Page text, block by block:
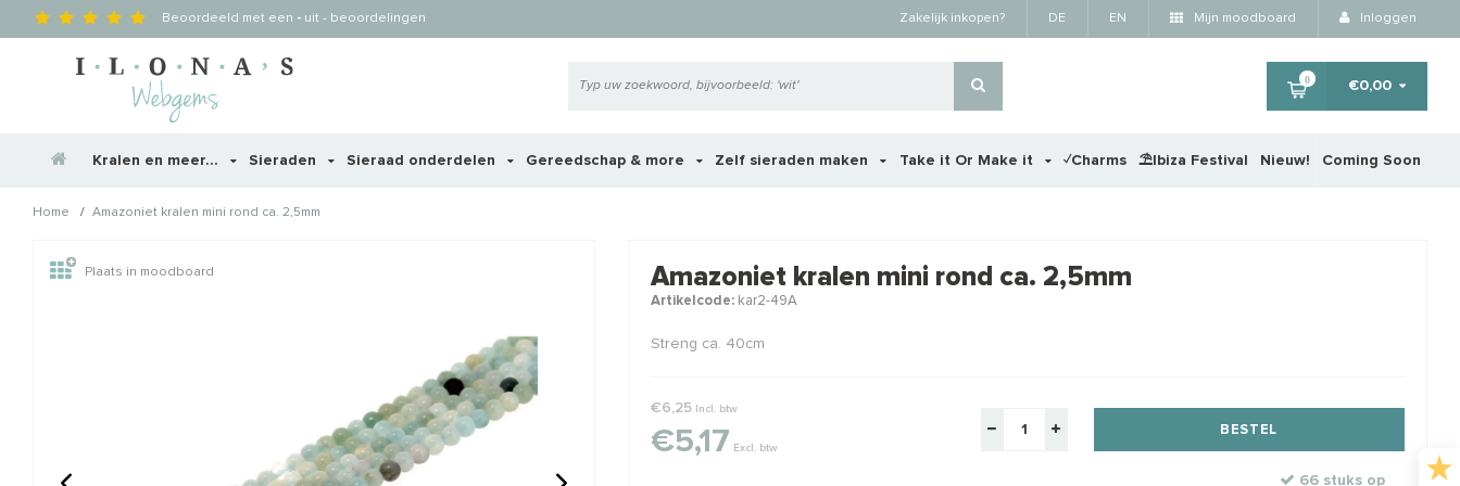
Beoordeeld met een - uit - beoordelingen Zakelijk inkopen? DE EN Mijn moodboard Inloggen
0 €0,00
Kralen en meer... Sieraden Sieraad onderdelen Gereedschap & more Zelf sieraden maken Take it Or Make it ✓Charms ⛱️Ibiza Festival Nieuw! Coming Soon
Home / Amazoniet kralen mini rond ca. 2,5mm
Wellicht zijn deze producten ook interessant voor je?
Plaats in moodboard Amazoniet kralen mini rond ca. 2,5mm
Artikelcode:kar2-49A
Streng ca. 40cm
€6,25 Incl. btw
€5,17 Excl. btw
BESTEL
66 stuks op